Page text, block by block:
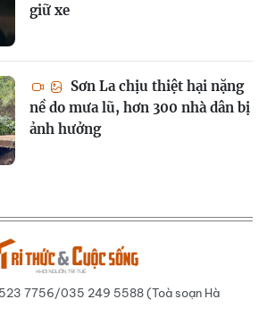
giữ xe
Sơn La chịu thiệt hại nặng
nề do mưa lũ, hơn 300 nhà dân bị
ảnh hưởng
7756/035 249 5588 (Toà soạn Hà